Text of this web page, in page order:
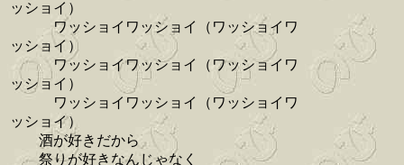
ッショイ）
ワッショイワッショイ（ワッショイワ
ッショイ）
ワッショイワッショイ（ワッショイワ
ッショイ）
ワッショイワッショイ（ワッショイワ
ッショイ）
酒が好きだから
祭りが好きなんじゃなく